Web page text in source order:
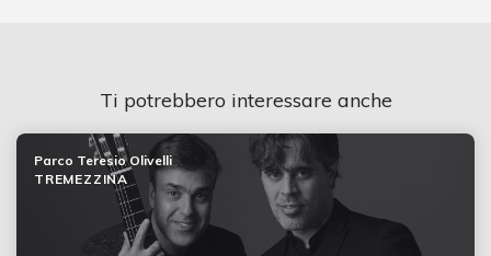
Ti potrebbero interessare anche
Parco Teresio Olivelli
TREMEZZINA